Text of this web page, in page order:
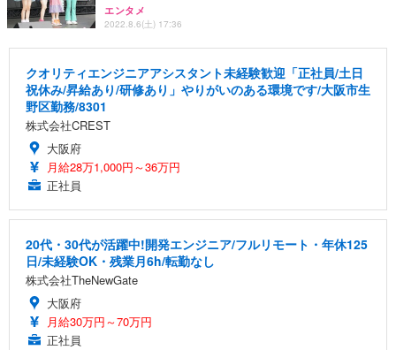
エンタメ
2022.8.6(土) 17:36
クオリティエンジニアアシスタント未経験歓迎「正社員/土日
祝休み/昇給あり/研修あり」やりがいのある環境です/大阪市生
野区勤務/8301
株式会社CREST
大阪府
月給28万1,000円～36万円
正社員
20代・30代が活躍中!開発エンジニア/フルリモート・年休125
日/未経験OK・残業月6h/転勤なし
株式会社TheNewGate
大阪府
月給30万円～70万円
正社員